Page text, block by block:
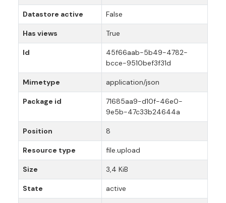
Datastore active False
Has views True
Id
45f66aab-5b49-4782-
bcce-9510bef3f31d
Mimetype application/json
Package id
71685aa9-d10f-46e0-
9e5b-47c33b24644a
Position 8
Resource type file.upload
Size 3,4 KiB
State active